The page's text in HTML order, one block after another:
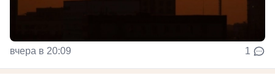
вчера в 20:09 1